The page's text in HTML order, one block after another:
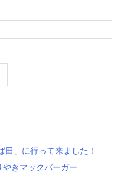
」に行って来ました！
きマックバーガー